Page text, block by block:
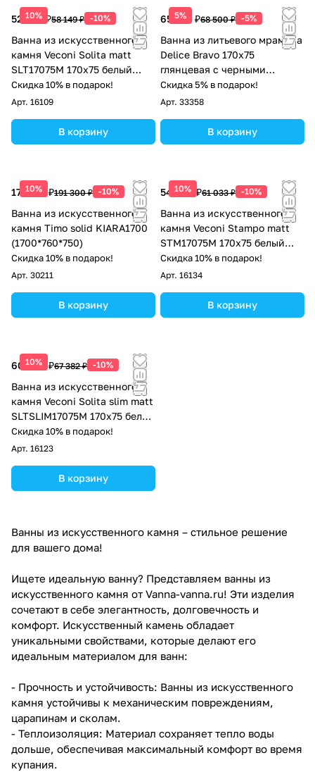
10%
52 334 ₽58 149 ₽ -10%
Ванна из искусственного
камня Veconi Solita matt
SLT17075M 170x75 белый
матовый
Скидка 10% в подарок!
Арт. 16109
В корзину
5%
65 075 ₽68 500 ₽ -5%
Ванна из литьевого мрамора
Delice Bravo 170х75
глянцевая с черными
ручками DLR330035RB-G
Скидка 5% в подарок!
Арт. 33358
В корзину
10%
172 170 ₽191 300 ₽ -10%
Ванна из искусственного
камня Timo solid KIARA1700
(1700*760*750)
Скидка 10% в подарок!
Арт. 30211
В корзину
10%
54 930 ₽61 033 ₽ -10%
Ванна из искусственного
камня Veconi Stampo matt
STM17075M 170x75 белый
матовый
Скидка 10% в подарок!
Арт. 16134
В корзину
10%
60 644 ₽67 382 ₽ -10%
Ванна из искусственного
камня Veconi Solita slim matt
SLTSLIM17075M 170x75 белый
матовый
Скидка 10% в подарок!
Арт. 16123
В корзину
Ванны из искусственного камня – стильное решение
для вашего дома!
Ищете идеальную ванну? Представляем ванны из
искусственного камня от Vanna-vanna.ru! Эти изделия
сочетают в себе элегантность, долговечность и
комфорт. Искусственный камень обладает
уникальными свойствами, которые делают его
идеальным материалом для ванн:
- Прочность и устойчивость: Ванны из искусственного
камня устойчивы к механическим повреждениям,
царапинам и сколам.
- Теплоизоляция: Материал сохраняет тепло воды
дольше, обеспечивая максимальный комфорт во время
купания.